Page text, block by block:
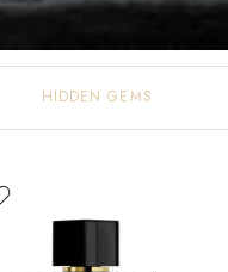
HIDDEN GEMS